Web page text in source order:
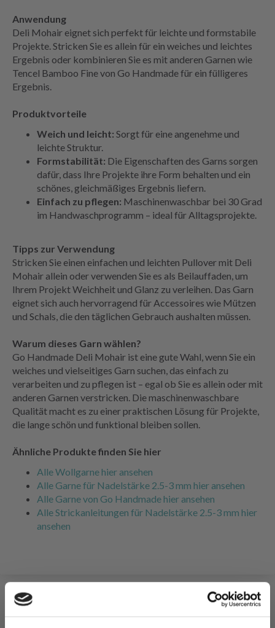
Anwendung
Deli Mohair eignet sich perfekt für leichte und formstabile
Projekte. Stricken Sie es allein für ein weiches und leichtes
Ergebnis oder kombinieren Sie es mit anderen Garnen wie
Tencel Bamboo Fine von Go Handmade für ein fülligeres
Ergebnis.
Produktvorteile
Weich und leicht: Sorgt für eine angenehme und
leichte Struktur.
Formstabilität: Die Eigenschaften des Garns sorgen
dafür, dass Ihre Projekte ihre Form behalten und ein
schönes, gleichmäßiges Ergebnis liefern.
Einfach zu pflegen: Maschinenwaschbar bei 30 Grad
im Handwaschprogramm – ideal für Alltagsprojekte.
Tipps zur Verwendung
Stricken Sie einen einfachen und leichten Pullover mit Deli
Mohair allein oder verwenden Sie es als Beilauffaden, um
Ihrem Projekt Weichheit und Glanz zu verleihen. Das Garn
eignet sich auch hervorragend für Accessoires wie Mützen
und Schals, die den täglichen Gebrauch aushalten müssen.
Warum dieses Garn wählen?
Go Handmade Deli Mohair ist eine gute Wahl, wenn Sie ein
weiches und vielseitiges Garn suchen, das einfach zu
verarbeiten und zu pflegen ist – egal ob Sie es allein oder mit
anderen Garnen verstricken. Die maschinenwaschbare
Qualität macht es zu einer praktischen Lösung für Projekte,
die lange schön und funktional bleiben sollen.
Ähnliche Produkte finden Sie hier
Alle Wollgarne hier ansehen
Alle Garne für Nadelstärke 2.5-3 mm hier ansehen
Alle Garne von Go Handmade hier ansehen
Alle Strickanleitungen für Nadelstärke 2.5-3 mm hier
ansehen